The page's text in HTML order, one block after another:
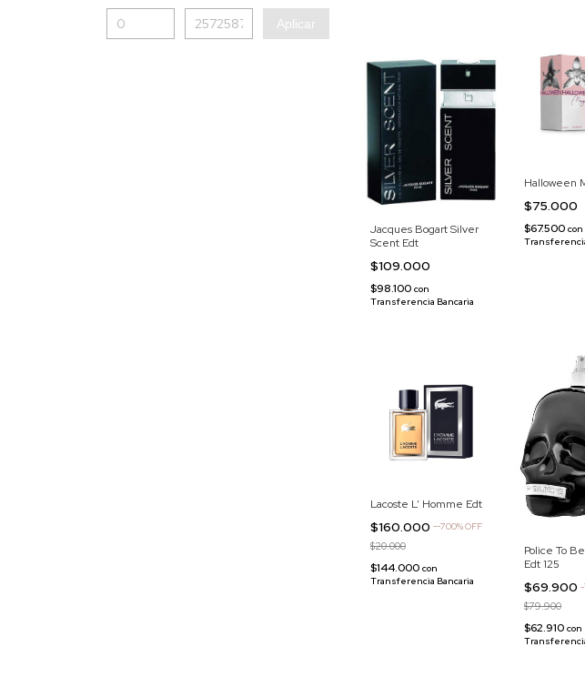
Aplicar
Jacques Bogart Silver
Scent Edt
$109.000
$98.100 con
Transferencia Bancaria
Halloween
$75.000
$67.500 con
Lacoste L’ Homme Edt
$160.000 --700%OFF
$20.000
$144.000 con
Transferencia Bancaria
Police To
Edt 125
$69.900 -
$79.900
$62.910 con